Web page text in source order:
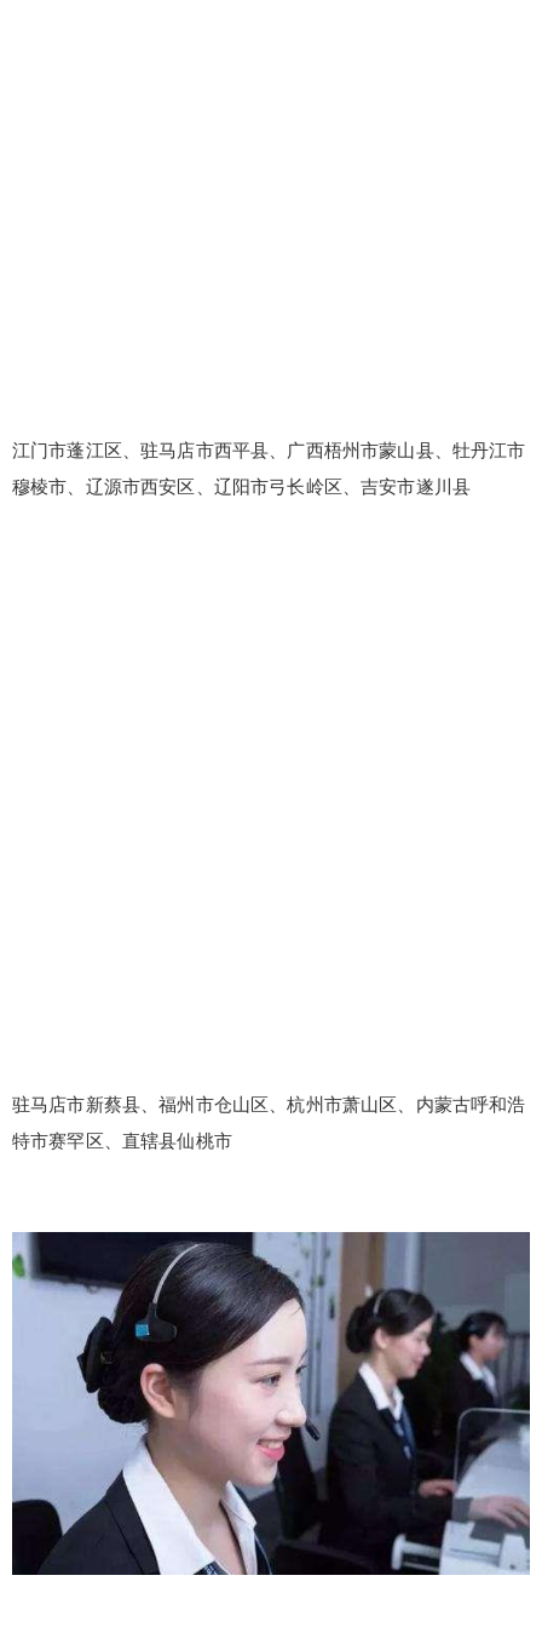
江门市蓬江区、驻马店市西平县、广西梧州市蒙山县、牡丹江市
穆棱市、辽源市西安区、辽阳市弓长岭区、吉安市遂川县
驻马店市新蔡县、福州市仓山区、杭州市萧山区、内蒙古呼和浩
特市赛罕区、直辖县仙桃市
false 给undefined打赏
元 5 元 10 元
20 元 50 元 自定义
false 付费内容
¥
您没有权限发布内容，请购买会员或者提升权
6位以上